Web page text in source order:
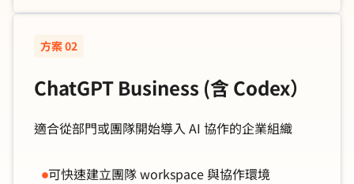
方案 02
ChatGPT Business (含 Codex）
適合從部門或團隊開始導入 AI 協作的企業組織
可快速建立團隊 workspace 與協作環境